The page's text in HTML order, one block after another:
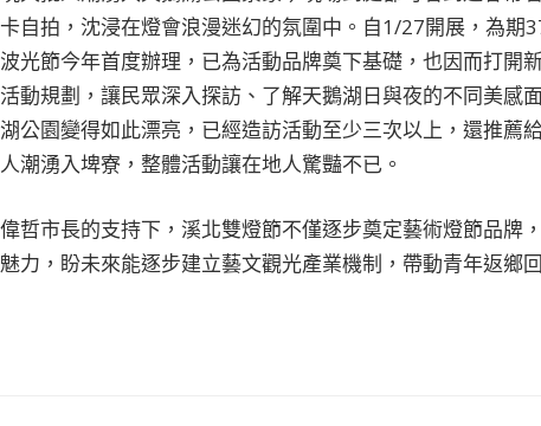
自拍，沈浸在燈會浪漫迷幻的氛圍中。自1/27開展，為期
光節今年首度辦理，已為活動品牌奠下基礎，也因而打開
動規劃，讓民眾深入探訪、了解天鵝湖日與夜的不同美感
公園變得如此漂亮，已經造訪活動至少三次以上，還推薦
潮湧入埤寮，整體活動讓在地人驚豔不已。
哲市長的支持下，溪北雙燈節不僅逐步奠定藝術燈節品牌
力，盼未來能逐步建立藝文觀光產業機制，帶動青年返鄉